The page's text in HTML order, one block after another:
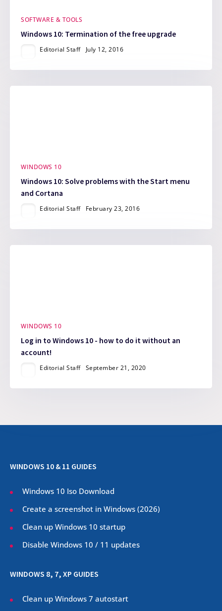
SOFTWARE & TOOLS
Windows 10: Termination of the free upgrade
Editorial Staff July 12, 2016
WINDOWS 10
Windows 10: Solve problems with the Start menu
and Cortana
Editorial Staff February 23, 2016
WINDOWS 10
Log in to Windows 10 - how to do it without an
account!
Editorial Staff September 21, 2020
WINDOWS 10 & 11 GUIDES
Windows 10 Iso Download
Create a screenshot in Windows (2026)
Clean up Windows 10 startup
Disable Windows 10 / 11 updates
WINDOWS 8, 7, XP GUIDES
Clean up Windows 7 autostart